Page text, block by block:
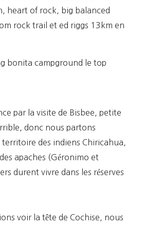
heart of rock, big balanced
rock trail et ed riggs 13km en
bonita campground le top
par la visite de Bisbee, petite
donc nous partons
des indiens Chiricahua,
apaches (Géronimo et
durent vivre dans les réserves
voir la tête de Cochise, nous